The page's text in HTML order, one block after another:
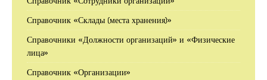
Справочник «Склады (места хранения)»
Справочники «Должности организаций» и «Физические
лица»
Справочник «Организации»